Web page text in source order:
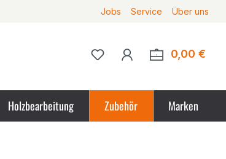
Jobs Service Über uns
Du hast 0 Produkte auf
0,00 €
Holzbearbeitung Zubehör Marken